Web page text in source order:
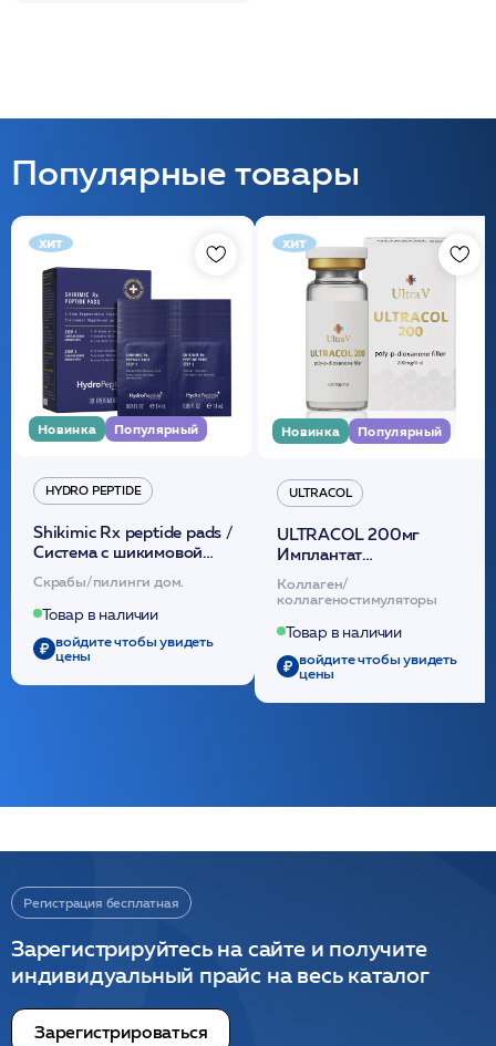
Популярные товары
хит
Новинка Популярный
HYDRO PEPTIDE
Shikimic Rx peptide pads /
Cистема с шикимовой
кислотой обновляющая
(30шт) /HP
Скрабы/пилинги дом.
Товар в наличии
войдите чтобы увидеть
цены
хит
Новинка Популярный
ULTRACOL
ULTRACOL 200мг
Имплантат
внутридермальный,
стерильный на основе
полидиоксанона
/ULTRACOL
Коллаген/
коллагеностимуляторы
Товар в наличии
войдите чтобы увидеть
цены
Регистрация бесплатная
Зарегистрируйтесь на сайте и получите
индивидуальный прайс на весь каталог
Зарегистрироваться